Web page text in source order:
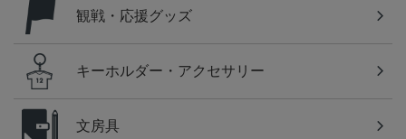
観戦・応援グッズ
キーホルダー・アクセサリー
文房具